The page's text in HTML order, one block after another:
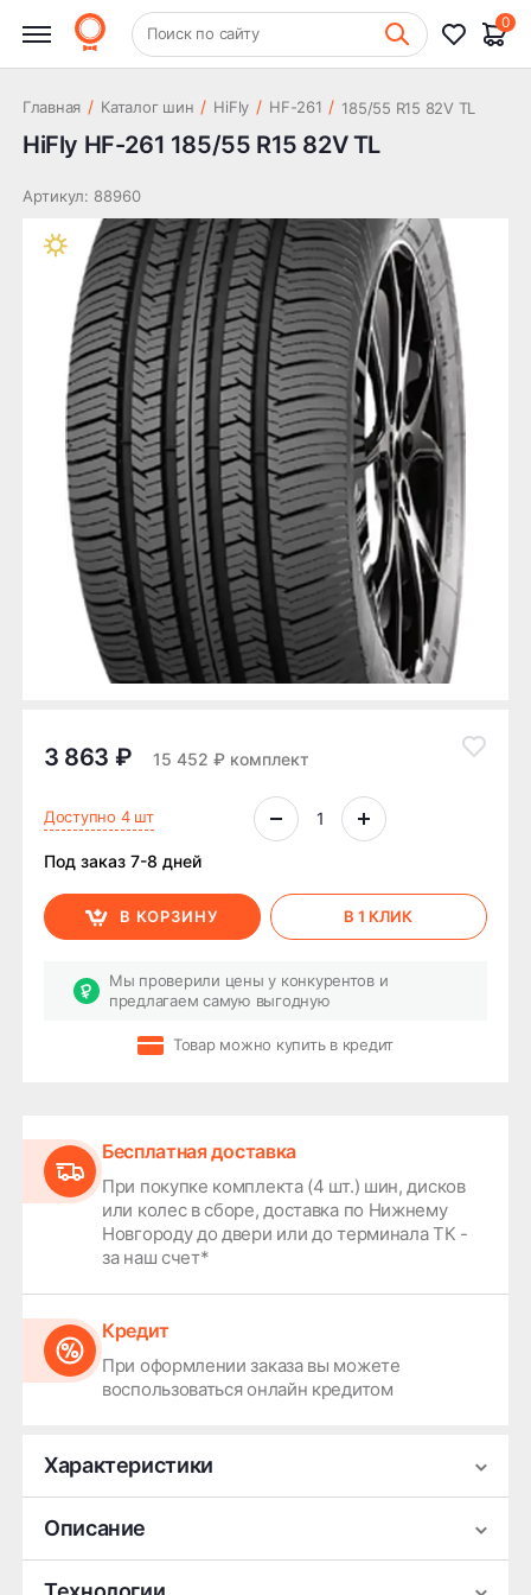
+7 (831) 261-35-35 Шиномонтаж
Поиск по сайту
0
Главная / Каталог шин / HiFly / HF-261 / 185/55 R15 82V TL
HiFly HF-261 185/55 R15 82V TL
Артикул: 88960
3 863 ₽ 15 452 ₽ комплект
Доступно 4 шт
Под заказ 7-8 дней
В КОРЗИНУ В 1 КЛИК
Мы проверили цены у конкурентов и
предлагаем самую выгодную
Товар можно купить в кредит
Бесплатная доставка
При покупке комплекта (4 шт.) шин, дисков
или колес в сборе, доставка по Нижнему
Новгороду до двери или до терминала ТК -
за наш счет*
Кредит
При оформлении заказа вы можете
воспользоваться онлайн кредитом
Характеристики
Производитель
Сезонность
Летняя
Ширина
185
Описание
Типоразмер автомобильных шин HiFly HF-261